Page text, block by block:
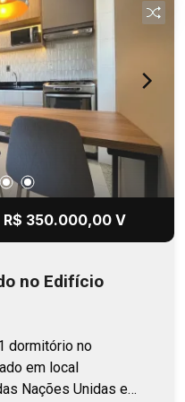
tanto para
que buscam
R$ 350.000,00 V
no Edifício
dormitório no
Nações Unidas e